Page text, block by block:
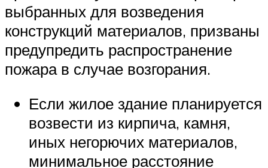
выбранных для возведения
конструкций материалов, призваны
предупредить распространение
пожара в случае возгорания.
Если жилое здание планируется
возвести из кирпича, камня,
иных негорючих материалов,
минимальное расстояние